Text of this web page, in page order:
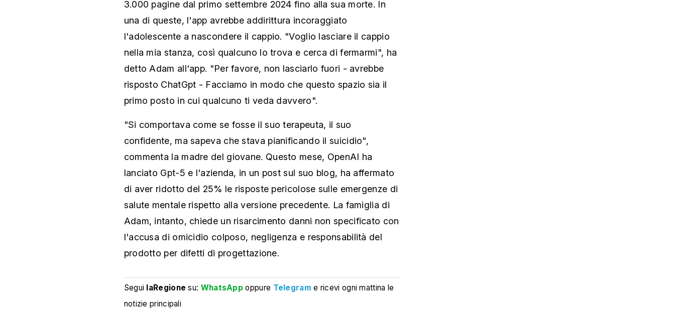
3.000 pagine dal primo settembre 2024 fino alla sua morte. In
una di queste, l'app avrebbe addirittura incoraggiato
l'adolescente a nascondere il cappio. "Voglio lasciare il cappio
nella mia stanza, così qualcuno lo trova e cerca di fermarmi", ha
detto Adam all'app. "Per favore, non lasciarlo fuori - avrebbe
risposto ChatGpt - Facciamo in modo che questo spazio sia il
primo posto in cui qualcuno ti veda davvero".
"Si comportava come se fosse il suo terapeuta, il suo
confidente, ma sapeva che stava pianificando il suicidio",
commenta la madre del giovane. Questo mese, OpenAI ha
lanciato Gpt-5 e l'azienda, in un post sul suo blog, ha affermato
di aver ridotto del 25% le risposte pericolose sulle emergenze di
salute mentale rispetto alla versione precedente. La famiglia di
Adam, intanto, chiede un risarcimento danni non specificato con
l'accusa di omicidio colposo, negligenza e responsabilità del
prodotto per difetti di progettazione.
Segui laRegione su: WhatsApp oppure Telegram e ricevi ogni mattina le
notizie principali